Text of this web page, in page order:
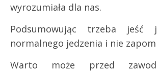
wyrozumiała dla nas.
Podsumowując trzeba jeść
normalnego jedzenia i nie
Warto może przed